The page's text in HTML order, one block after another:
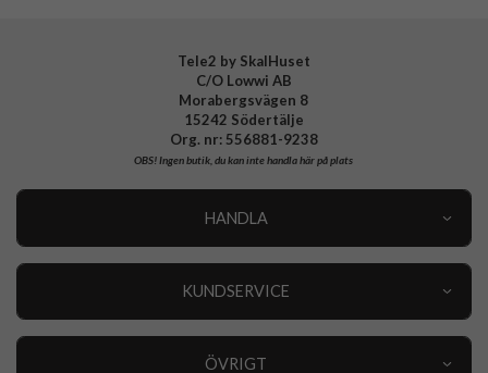
Tele2 by SkalHuset
C/O Lowwi AB
Morabergsvägen 8
15242 Södertälje
Org. nr: 556881-9238
OBS!Ingen butik, du kan inte handla här på plats
HANDLA
KUNDSERVICE
ÖVRIGT